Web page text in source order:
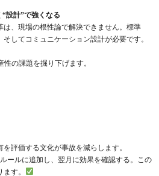
設計”で強くなる
、現場の根性論で解決できません。標準
してコミュニケーション設計が必要です。
の課題を掘り下げます。
評価する文化が事故を減らします。
ールに追加し、翌月に効果を確認する。この
す。